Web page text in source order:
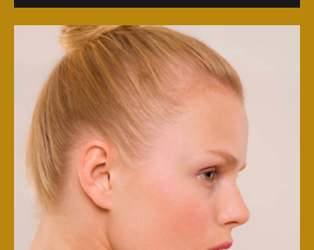
Voir l'article